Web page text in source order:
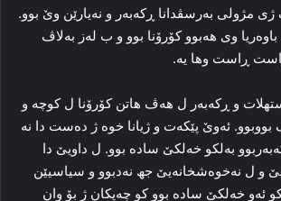
ژی مژولی به‌رسڤدانا ڕکه‌به‌ر و نه‌یارێن وێ بوو.
وی هه‌بوو کۆرۆنا بوو و ب له‌ز به‌لاڤ
ڕاست وها یه‌.
و ڕکه‌به‌ر ل هه‌ڤ هاتن کۆرۆنا ل کوچه‌ و
بووبوو. ئه‌وێ پێکه‌ت و ژیانا خوه‌ ژ ده‌ست دا نه‌
به‌لکو خه‌لکێ ساده‌ بوو. ل داویێ دا
و ل نه‌خوه‌شخانه‌یێ جھ نه‌دبوو و سیاسیێن
ئه‌و خه‌لکێ ساده‌ بوو کو چه‌پکان ژ بۆ وان